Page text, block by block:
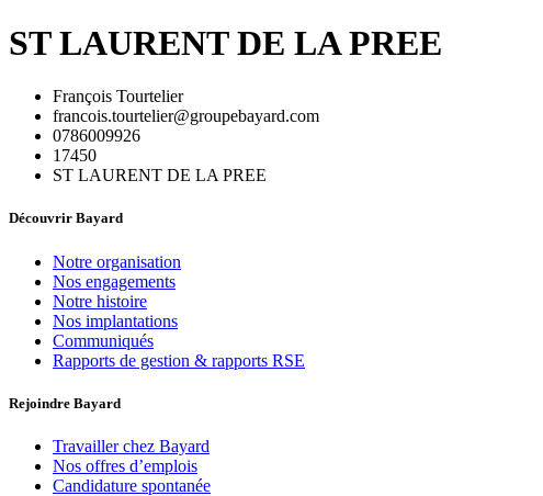
ST LAURENT DE LA PREE
François Tourtelier
francois.tourtelier@groupebayard.com
0786009926
17450
ST LAURENT DE LA PREE
Découvrir Bayard
Notre organisation
Nos engagements
Notre histoire
Nos implantations
Communiqués
Rapports de gestion & rapports RSE
Rejoindre Bayard
Travailler chez Bayard
Nos offres d’emplois
Candidature spontanée